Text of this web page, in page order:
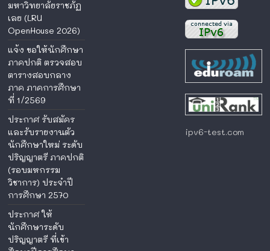
มหาวิทยาลัยราชภัฏ
เลย (LRU
OpenHouse 2026)
แจ้ง ขอให้นักศึกษา
ภาคปกติ ตรวจสอบ
ตารางสอบกลาง
ภาค ภาคการศึกษา
ที่ 1/2569
ประกาศ รับสมัคร
และรับรายงานตัว
นักศึกษาใหม่ ระดับ
ปริญญาตรี ภาคปกติ
(รอบมหกรรม
วิชาการ) ประจำปี
การศึกษา 2570
ประกาศ ให้
นักศึกษาระดับ
ปริญญาตรี ที่เข้า
ipv6-test.com